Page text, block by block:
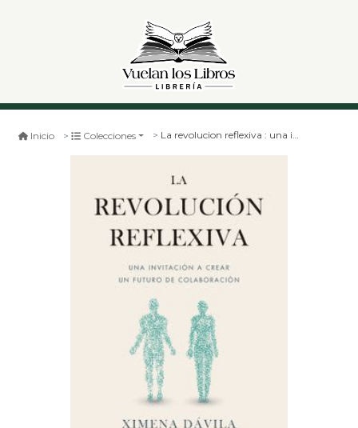
Inicio Colecciones La revolucion reflexiva : una invitación a crear un futuro de colaboración